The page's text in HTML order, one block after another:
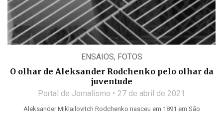
ENSAIOS, FOTOS
O olhar de Aleksander Rodchenko pelo olhar da
juventude
Portal de Jornalismo 27 de abril de 2021
Aleksander Miklailovitch Rodchenko nasceu em 1891 em São